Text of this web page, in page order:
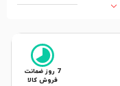
7 روز ضمانت
فروش کالا